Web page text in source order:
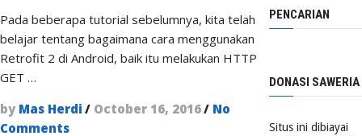
Pada beberapa tutorial sebelumnya, kita telah
belajar tentang bagaimana cara menggunakan
Retrofit 2 di Android, baik itu melakukan HTTP
GET …
by Mas Herdi / October 16, 2016/ No
Comments
PENCARIAN
DONASI SAWERIA
Situs ini dibiayai